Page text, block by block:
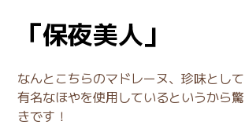
「保夜美人」
なんとこちらのマドレーヌ、珍味として
有名なほやを使用しているというから驚
きです！